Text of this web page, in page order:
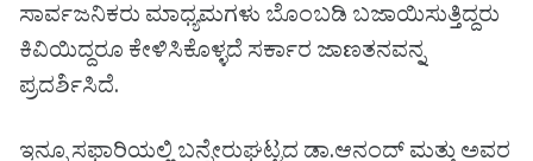
ಸಾರ್ವಜನಿಕರು ಮಾಧ್ಯಮಗಳು ಬೊಂಬಡಿ ಬಜಾಯಿಸುತ್ತಿದ್ದರು
ಕಿವಿಯಿದ್ದರೂ ಕೇಳಿಸಿಕೊಳ್ಳದೆ ಸರ್ಕಾರ ಜಾಣತನವನ್ನ
ಪ್ರದರ್ಶಿಸಿದೆ.